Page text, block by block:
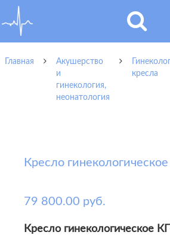
Главная
Акушерство
и
гинекология,
неонатология
кресла
79 800.00 руб.
Кресло гинекологическое